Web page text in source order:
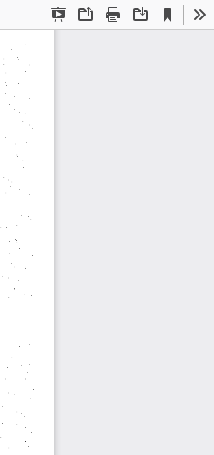
Presentation
OpenPrint Download
Current
View